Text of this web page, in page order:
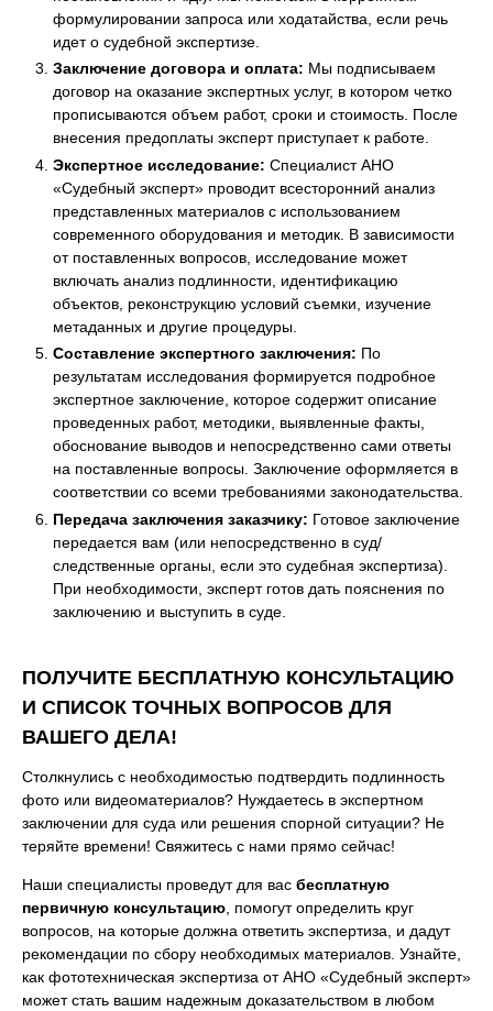
формулировании запроса или ходатайства, если речь
идет о судебной экспертизе.
Заключение договора и оплата: Мы подписываем
договор на оказание экспертных услуг, в котором четко
прописываются объем работ, сроки и стоимость. После
внесения предоплаты эксперт приступает к работе.
Экспертное исследование: Специалист АНО
«Судебный эксперт» проводит всесторонний анализ
представленных материалов с использованием
современного оборудования и методик. В зависимости
от поставленных вопросов, исследование может
включать анализ подлинности, идентификацию
объектов, реконструкцию условий съемки, изучение
метаданных и другие процедуры.
Составление экспертного заключения: По
результатам исследования формируется подробное
экспертное заключение, которое содержит описание
проведенных работ, методики, выявленные факты,
обоснование выводов и непосредственно сами ответы
на поставленные вопросы. Заключение оформляется в
соответствии со всеми требованиями законодательства.
Передача заключения заказчику: Готовое заключение
передается вам (или непосредственно в суд/
следственные органы, если это судебная экспертиза).
При необходимости, эксперт готов дать пояснения по
заключению и выступить в суде.
ПОЛУЧИТЕ БЕСПЛАТНУЮ КОНСУЛЬТАЦИЮ
И СПИСОК ТОЧНЫХ ВОПРОСОВ ДЛЯ
ВАШЕГО ДЕЛА!
Столкнулись с необходимостью подтвердить подлинность
фото или видеоматериалов? Нуждаетесь в экспертном
заключении для суда или решения спорной ситуации? Не
теряйте времени! Свяжитесь с нами прямо сейчас!
Наши специалисты проведут для вас бесплатную
первичную консультацию, помогут определить круг
вопросов, на которые должна ответить экспертиза, и дадут
рекомендации по сбору необходимых материалов. Узнайте,
как фототехническая экспертиза от АНО «Судебный эксперт»
может стать вашим надежным доказательством в любом